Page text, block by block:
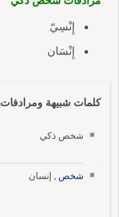
إِنْسِيّ
إِنْسَان
كلمات شبيهة ومرادفات
شخص ذكي
شخص , إنسان